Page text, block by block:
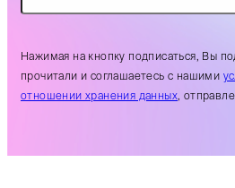
Нажимая на кнопку подписаться, Вы
прочитали и соглашаетесь с нашими
отношении хранения данных,